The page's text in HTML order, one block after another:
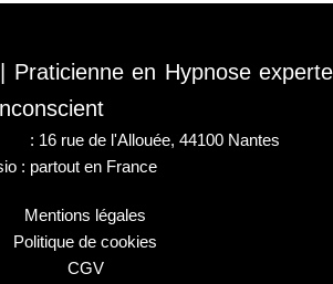
Praticienne en Hypnose experte
: 16 rue de l'Allouée, 44100 Nantes
: partout en France
Mentions légales
Politique de cookies
CGV